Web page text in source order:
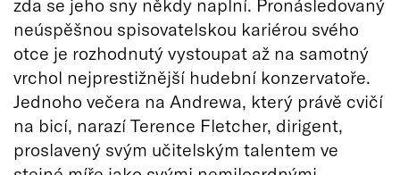
neúspěšnou spisovatelskou kariérou svého
otce je rozhodnutý vystoupat až na samotný
vrchol nejprestižnější hudební konzervatoře.
Jednoho večera na Andrewa, který právě cvičí
na bicí, narazí Terence Fletcher, dirigent,
proslavený svým učitelským talentem ve